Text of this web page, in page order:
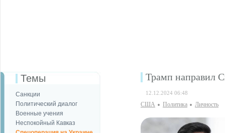
Темы
Санкции
Политический диалог
Военные учения
Неспокойный Кавказ
Трамп направил
12.12.2024 06:48
США Политика Личность